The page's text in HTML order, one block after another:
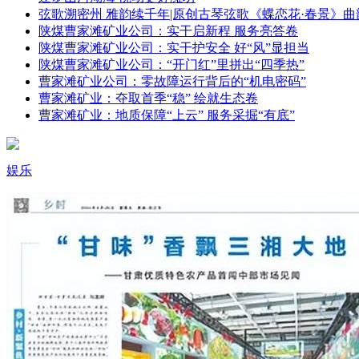
弦歌溯密州 雅韵续千年|原创古琴弦歌《蝶恋花·春景》
陕煤曹家滩矿业公司：实干启新程 服务亮答卷
陕煤曹家滩矿业公司：实干护安全 好“风”显担当
陕煤曹家滩矿业公司：“开门红”里拼出“四季热”
曹家滩矿业公司：零故障运行背后的“机电密码”
曹家滩矿业：夺取首季“稳” 绘就生态卷
曹家滩矿业：地质保障“上云” 服务采掘“有底”
娱乐